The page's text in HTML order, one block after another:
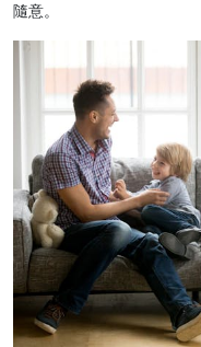
隨意。